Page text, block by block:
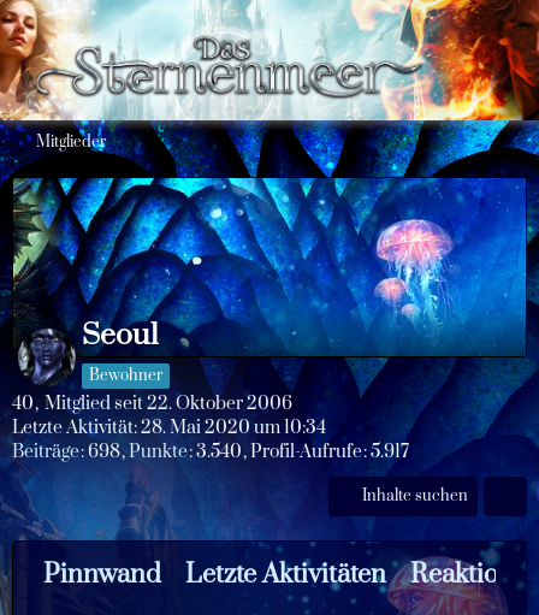
Mitglieder
Seoul
Bewohner
40 Mitglied seit 22. Oktober 2006
Letzte Aktivität:28. Mai 2020 um 10:34
Beiträge 698 Punkte 3.540 Profil-Aufrufe 5.917
Inhalte suchen
Pinnwand Letzte Aktivitäten